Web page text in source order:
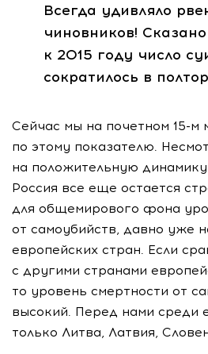
Всегда удивляло
чиновников!
к 2015 году число
сократилось в
Сейчас мы на почетном 15-м
по этому показателю.
на положительную динамику
Россия все еще остается
для общемирового фона
от самоубийств, давно уже
европейских стран. Если
с другими странами
то уровень смертности от
высокий. Перед нами среди
только Литва, Латвия,